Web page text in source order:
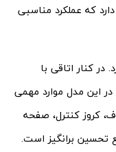
که عملکرد مناسبی
کنار اتاقی با
در این مدل موارد مهمی
کروز کنترل، صفحه‌
تحسین برانگیز است.